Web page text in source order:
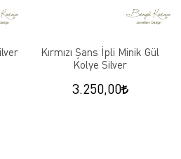
Kırmızı Şans İpli Minik Gül
Kolye Silver
3.250,00